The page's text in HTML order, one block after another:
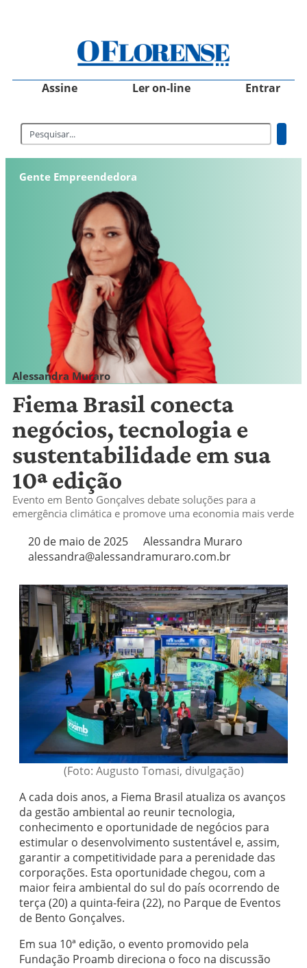
Assine Ler on-line Entrar
Gente Empreendedora
Alessandra Muraro
Fiema Brasil conecta
negócios, tecnologia e
sustentabilidade em sua
10ª edição
Evento em Bento Gonçalves debate soluções para a
emergência climática e promove uma economia mais verde
20 de maio de 2025
Alessandra Muraro
alessandra@alessandramuraro.com.br
(Foto: Augusto Tomasi, divulgação)
A cada dois anos, a Fiema Brasil atualiza os avanços
da gestão ambiental ao reunir tecnologia,
conhecimento e oportunidade de negócios para
estimular o desenvolvimento sustentável e, assim,
garantir a competitividade para a perenidade das
corporações. Esta oportunidade chegou, com a
maior feira ambiental do sul do país ocorrendo de
terça (20) a quinta-feira (22), no Parque de Eventos
de Bento Gonçalves.
Em sua 10ª edição, o evento promovido pela
Fundação Proamb direciona o foco na discussão